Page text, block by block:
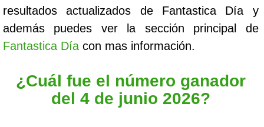
resultados actualizados de Fantastica Día y
además puedes ver la sección principal de
Fantastica Día con mas información.
¿Cuál fue el número ganador
del 4 de junio 2026?